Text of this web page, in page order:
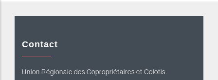
Contact
Union Régionale des Copropriétaires et Colotis